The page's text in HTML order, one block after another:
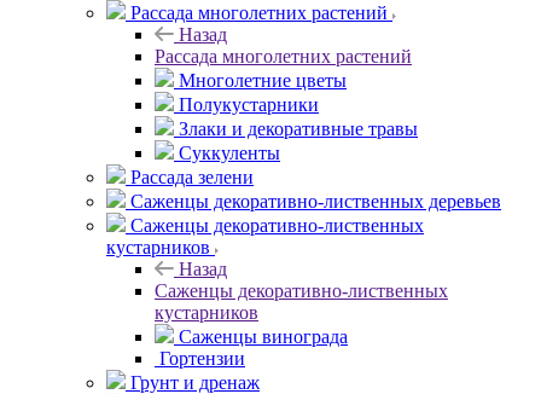
Рассада многолетних растений
Назад
Рассада многолетних растений
Многолетние цветы
Полукустарники
Злаки и декоративные травы
Суккуленты
Рассада зелени
Саженцы декоративно-лиственных деревьев
Саженцы декоративно-лиственных
кустарников
Назад
Саженцы декоративно-лиственных
кустарников
Саженцы винограда
Гортензии
Грунт и дренаж